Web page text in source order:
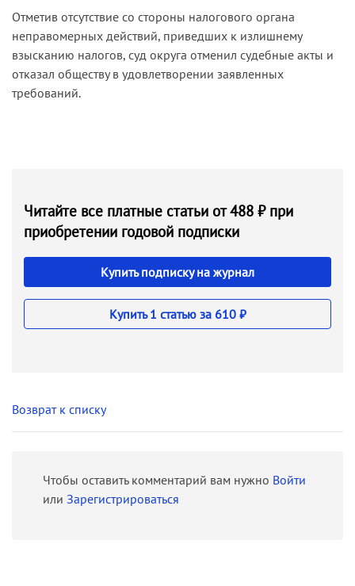
Отметив отсутствие со стороны налогового органа
неправомерных действий, приведших к излишнему
взысканию налогов, суд округа отменил судебные акты и
отказал обществу в удовлетворении заявленных
требований.
Читайте все платные статьи от 488 ₽ при
приобретении годовой подписки
Купить подписку на журнал
Купить 1 статью за 610 ₽
Возврат к списку
Чтобы оставить комментарий вам нужно Войти
или Зарегистрироваться